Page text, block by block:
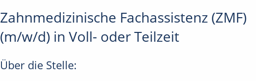
Zahnmedizinische Fachassistenz (ZMF)
(m/w/d) in Voll- oder Teilzeit
Über die Stelle: